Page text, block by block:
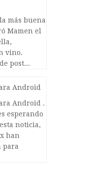
más buena
Mamen el
vino.
post...
Android
Android .
esperando
noticia,
han
para